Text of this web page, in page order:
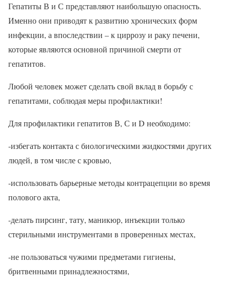
Гепатиты В и С представляют наибольшую опасность.
Именно они приводят к развитию хронических форм
инфекции, а впоследствии – к циррозу и раку печени,
которые являются основной причиной смерти от
гепатитов.
Любой человек может сделать свой вклад в борьбу с
гепатитами, соблюдая меры профилактики!
Для профилактики гепатитов В, С и D необходимо:
-избегать контакта с биологическими жидкостями других
людей, в том числе с кровью,
-использовать барьерные методы контрацепции во время
полового акта,
-делать пирсинг, тату, маникюр, инъекции только
стерильными инструментами в проверенных местах,
-не пользоваться чужими предметами гигиены,
бритвенными принадлежностями,